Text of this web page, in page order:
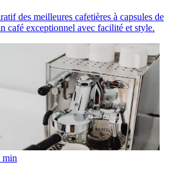
des meilleures cafetières à capsules de
café exceptionnel avec facilité et style.
min